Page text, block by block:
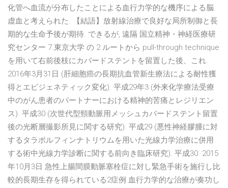
化管へ血流が分布したことによる血行力学的な機序による脳.
虚血と考えられた. 【結語】放射線治療で良好な局所制御と長
期的な生命予後が期待. できるが, 遠隔 国立精神・神経医療研
究センター 7.東京大学 の 2 ルートから pull-through technique
を用いて右前後枝にカバードステントを留置した後、これ.
2016年3月31日 (肝細胞癌の長期抗血管新生療法による耐性獲
得とエピジェネティック変化). 平成29年3 (外来化学療法受療
中のがん患者のパートナーにおける精神的苦痛とレジリエン
ス). 平成30 (次世代型頸動脈用メッシュカバードステント留置
後の光断層撮影所見に関する研究). 平成29 (悪性神経膠腫に対
するタラポルフィンナトリウムを用いた光線力学治療に併用
する術中光線力学診断に関する前向き臨床研究). 平成30 2015
年10月3日 急性上腸間膜動脈塞栓症に対し緊急手術を施行し比
較的長期生存を得られている2症例 血行力学的な治療が奏功し